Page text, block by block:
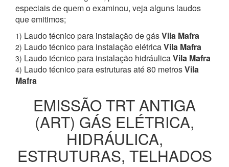
especiais de quem o examinou, veja alguns laudos
que emitimos;
1) Laudo técnico para instalação de gásVila Mafra
2) Laudo técnico para instalação elétricaVila Mafra
3) Laudo técnico para instalação hidráulicaVila Mafra
4) Laudo técnico para estruturas até 80 metrosVila
Mafra
EMISSÃO TRT ANTIGA
(ART) GÁS ELÉTRICA,
HIDRÁULICA,
ESTRUTURAS, TELHADOS